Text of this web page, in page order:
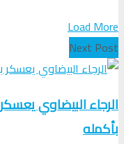
Load More
Next Post
الرجاء البيضاوي
بأكمله